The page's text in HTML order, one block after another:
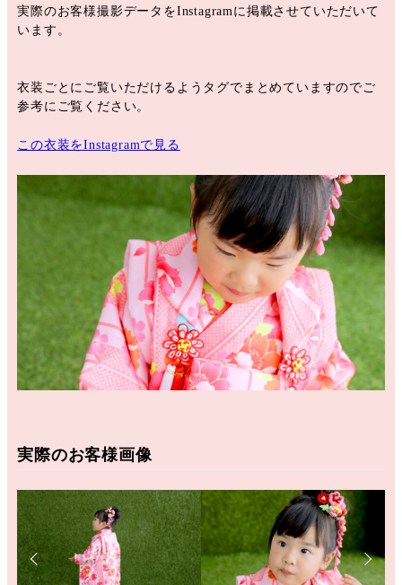
実際のお客様撮影データをInstagramに掲載させていただいて
います。
衣装ごとにご覧いただけるようタグでまとめていますのでご
参考にご覧ください。
この衣装をInstagramで見る
実際のお客様画像